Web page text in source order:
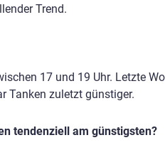
Trend.
17 und 19 Uhr. Letzte
Tanken zuletzt günstiger.
tendenziell am günstigsten?